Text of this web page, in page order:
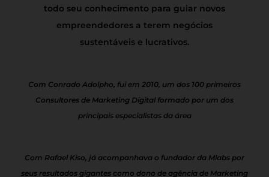
todo seu conhecimento para guiar novos
empreendedores a terem negócios
sustentáveis e lucrativos.
Com Conrado Adolpho, fui em 2010, um dos 100 primeiros
Consultores de Marketing Digital formado por um dos
principais especialistas da área
Com Rafael Kiso, já acompanhava o fundador da Mlabs por
seus resultados gigantes como dono de agência de Marketing